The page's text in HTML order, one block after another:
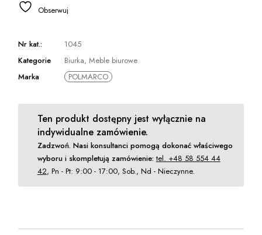
Obserwuj
Nr kat.:
1045
Kategorie
Biurka,Meble biurowe
Marka
POLMARCO
Ten produkt dostępny jest wyłącznie na
indywidualne zamówienie.
Zadzwoń. Nasi konsultanci pomogą dokonać właściwego
wyboru i skompletują zamówienie: tel. +48 58 554 44
42, Pn - Pt: 9:00 - 17:00, Sob., Nd - Nieczynne.